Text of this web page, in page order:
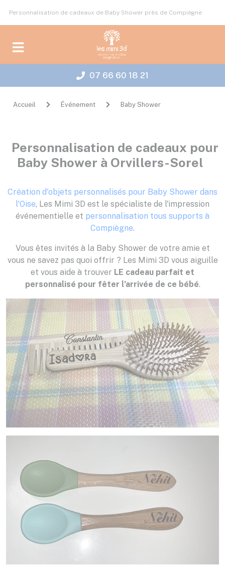
Personnalisation de cadeaux de Baby Shower près de Compiègne
07 66 60 18 21
Accueil Événement Baby Shower
Personnalisation de cadeaux pour
Baby Shower à Orvillers-Sorel
Création d'objets personnalisés pour Baby Shower dans
l'Oise, Les Mimi 3D est le spécialiste de l'impression
événementielle et personnalisation tous supports à
Compiègne.
Vous êtes invités à la Baby Shower de votre amie et
vous ne savez pas quoi offrir ? Les Mimi 3D vous aiguille
et vous aide à trouver LE cadeau parfait et
personnalisé pour fêter l’arrivée de ce bébé.